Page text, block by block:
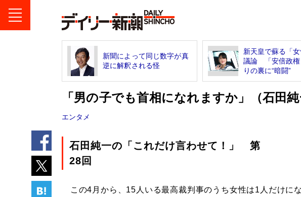
新聞によって同じ数字が真
逆に解釈される怪
新天皇で蘇る「女
議論 「安倍政権
りの裏に“暗闘”
「男の子でも首相になれますか」（石田純
エンタメ
石田純一の「これだけ言わせて！」 第
28回
この4月から、15人いる最高裁判事のうち女性は1人だけに